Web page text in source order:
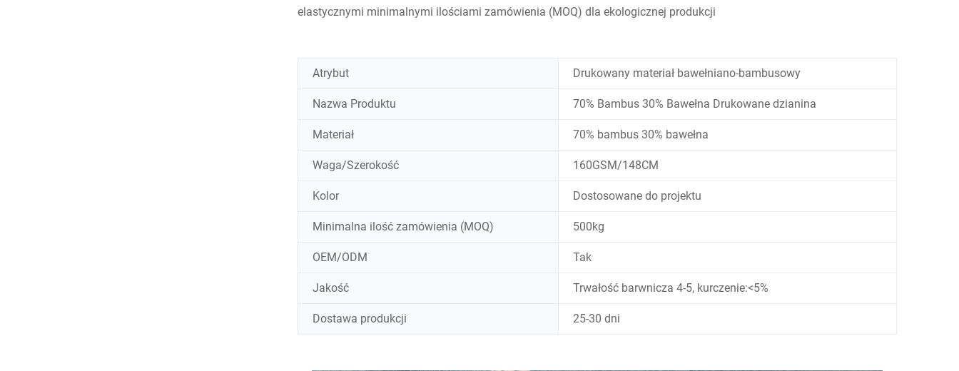
elastycznymi minimalnymi ilościami zamówienia (MOQ) dla ekologicznej produkcji
Atrybut Drukowany materiał bawełniano-bambusowy
Nazwa Produktu 70% Bambus 30% Bawełna Drukowane dzianina
Materiał 70% bambus 30% bawełna
Waga/Szerokość 160GSM/148CM
Kolor Dostosowane do projektu
Minimalna ilość zamówienia (MOQ) 500kg
OEM/ODM Tak
Jakość Trwałość barwnicza 4-5, kurczenie:<5%
Dostawa produkcji 25-30 dni